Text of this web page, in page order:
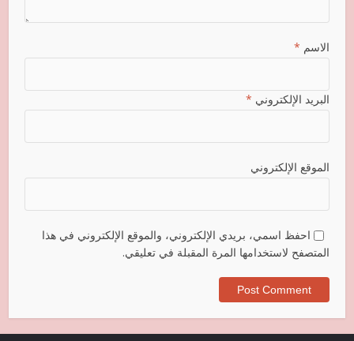
الاسم *
البريد الإلكتروني *
الموقع الإلكتروني
احفظ اسمي، بريدي الإلكتروني، والموقع الإلكتروني في هذا
المتصفح لاستخدامها المرة المقبلة في تعليقي.